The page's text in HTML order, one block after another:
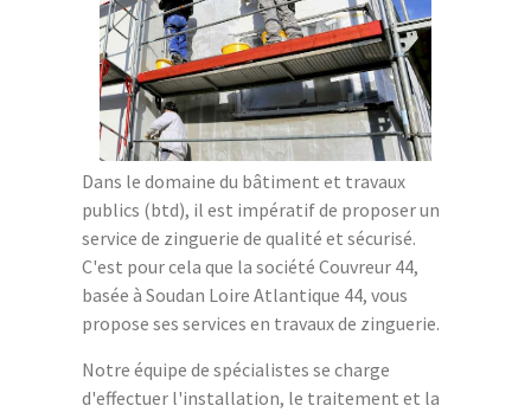
Dans le domaine du bâtiment et travaux
publics (btd), il est impératif de proposer un
service de zinguerie de qualité et sécurisé.
C'est pour cela que la société Couvreur 44,
basée à Soudan Loire Atlantique 44, vous
propose ses services en travaux de zinguerie.
Notre équipe de spécialistes se charge
d'effectuer l'installation, le traitement et la